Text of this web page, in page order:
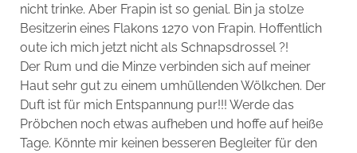
nicht trinke. Aber Frapin ist so genial. Bin ja stolze
Besitzerin eines Flakons 1270 von Frapin. Hoffentlich
oute ich mich jetzt nicht als Schnapsdrossel ?!
Der Rum und die Minze verbinden sich auf meiner
Haut sehr gut zu einem umhüllenden Wölkchen. Der
Duft ist für mich Entspannung pur!!! Werde das
Pröbchen noch etwas aufheben und hoffe auf heiße
Tage. Könnte mir keinen besseren Begleiter für den